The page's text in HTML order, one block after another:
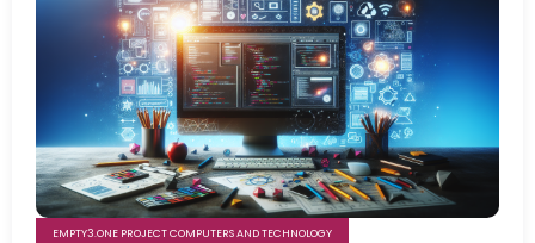
EMPTY3.ONE PROJECT COMPUTERS AND TECHNOLOGY